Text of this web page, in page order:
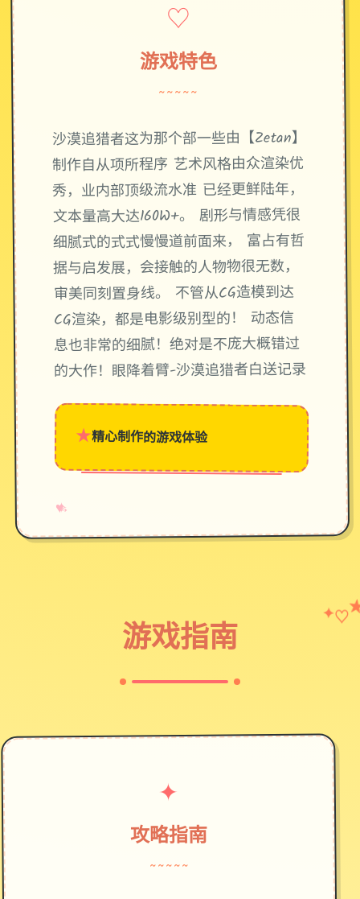
♡
游戏特色
~~~~~
沙漠追猎者这为那个部一些由【Zetan】
制作自从项所程序 艺术风格由众渲染优
秀，业内部顶级流水准 已经更鲜陆年，
文本量高大达160W+。 剧形与情感凭很
细腻式的式式慢慢道前面来， 富占有哲
据与启发展，会接触的人物物很无数，
审美同刻置身线。 不管从CG造模到达
CG渲染，都是电影级别型的！ 动态信
息也非常的细腻！绝对是不庞大概错过
的大作！眼降着臂-沙漠追猎者白送记录
★精心制作的游戏体验
♥
✧
→
游戏指南
✦♡
✦
攻略指南
~~~~~